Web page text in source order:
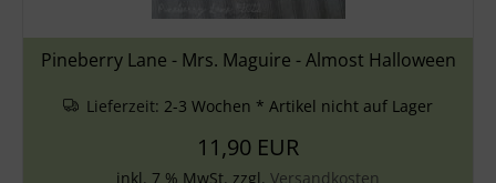
Pineberry Lane - Mrs. Maguire - Almost Halloween
Lieferzeit: 2-3 Wochen * Artikel nicht auf Lager
11,90 EUR
inkl. 7 % MwSt. zzgl. Versandkosten